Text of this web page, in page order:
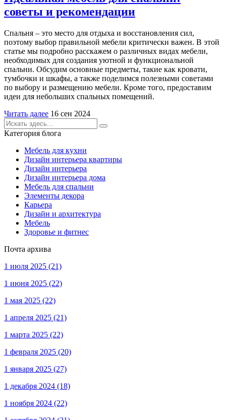
советы и рекомендации
Спальня – это место для отдыха и восстановления сил,
поэтому выбор правильной мебели критически важен. В этой
статье мы подробно расскажем о различных видах мебели,
необходимых для создания уютной и функциональной
спальни. Обсудим основные предметы, такие как кровати,
тумбочки и шкафы, а также поделимся полезными советами
по выбору и размещению мебели. Кроме того, предоставим
идеи для небольших спальных помещений.
Читать далее 16 сен 2024
Категория блога
Мебель для кухни
Дизайн интерьера квартиры
Дизайн интерьера
Дизайн интерьера дома
Мебель для спальни
Элементы декора
Карьера
Дизайн и архитектура
Мебель
Здоровье и фитнес
Почта архива
1 июля 2025 (21)
1 июня 2025 (22)
1 мая 2025 (22)
1 апреля 2025 (21)
1 марта 2025 (22)
1 февраля 2025 (20)
1 января 2025 (27)
1 декабря 2024 (18)
1 ноября 2024 (22)